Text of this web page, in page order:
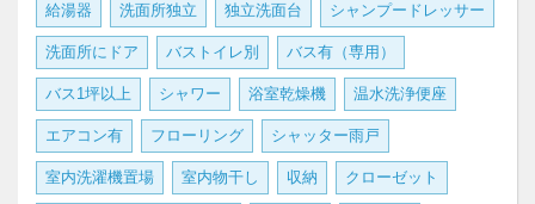
給湯器 洗面所独立 独立洗面台 シャンプードレッサー
洗面所にドア バストイレ別 バス有（専用）
バス1坪以上 シャワー 浴室乾燥機 温水洗浄便座
エアコン有 フローリング シャッター雨戸
室内洗濯機置場 室内物干し 収納 クローゼット